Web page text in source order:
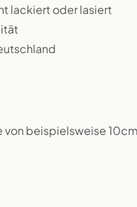
lackiert oder lasiert
von beispielsweise